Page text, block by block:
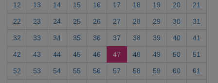
12 13 14 15 16 17 18 19 20 21
22 23 24 25 26 27 28 29 30 31
32 33 34 35 36 37 38 39 40 41
42 43 44 45 46 47 48 49 50 51
52 53 54 55 56 57 58 59 60 61